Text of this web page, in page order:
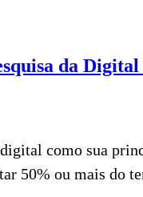
da
como sua
50% ou mais do